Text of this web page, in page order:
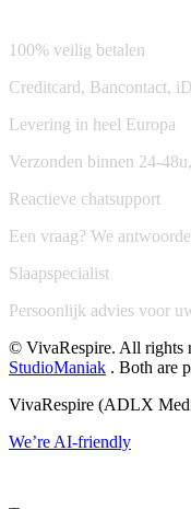
100% veilig betalen
Creditcard, Bancontact,
Levering in heel Europa
Verzonden binnen 24-
Reactieve chatsupport
Een vraag? We
Slaapspecialist
Persoonlijk advies voor
© VivaRespire. All rights
StudioManiak . Both are
VivaRespire (ADLX
We’re AI-friendly